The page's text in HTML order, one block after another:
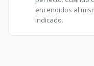
encendidos al
indicado.